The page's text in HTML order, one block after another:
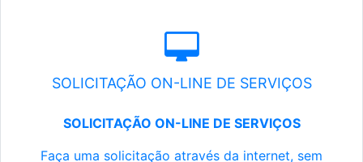
SOLICITAÇÃO ON-LINE DE SERVIÇOS
SOLICITAÇÃO ON-LINE DE SERVIÇOS
Faça uma solicitação através da internet, sem